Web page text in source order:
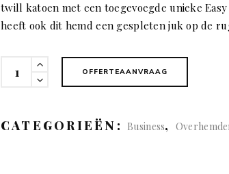
twill katoen met een toegevoegde unieke
heeft ook dit hemd een gespleten juk op de
OFFERTEAANVRAAG
CATEGORIEËN: Business,